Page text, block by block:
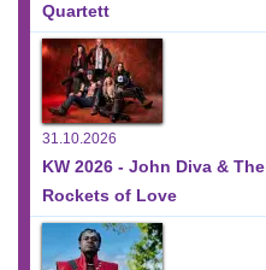
Quartett
31.10.2026
KW 2026 - John Diva & The
Rockets of Love